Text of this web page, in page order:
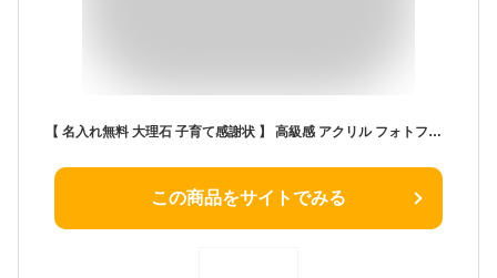
【 名入れ無料 大理石 子育て感謝状 】 高級感 アクリル フォトフレーム 両親 贈り物 親 ギフト オーダー 写真立て 写真フレーム 感謝 おしゃれ モダン シンプル 卒業 還暦 人気 メモリアル 写真 名前 記念品 インテリア
この商品をサイトでみる